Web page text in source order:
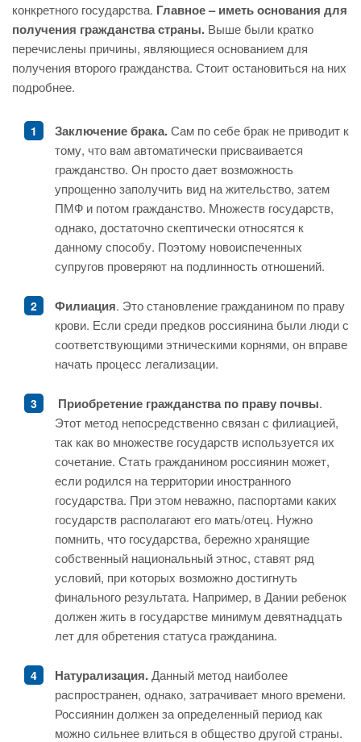
конкретного государства. Главное – иметь основания для
получения гражданства страны. Выше были кратко
перечислены причины, являющиеся основанием для
получения второго гражданства. Стоит остановиться на них
подробнее.
Заключение брака.Сам по себе брак не приводит к
тому, что вам автоматически присваивается
гражданство. Он просто дает возможность
упрощенно заполучить вид на жительство, затем
ПМФ и потом гражданство. Множеств государств,
однако, достаточно скептически относятся к
данному способу. Поэтому новоиспеченных
супругов проверяют на подлинность отношений.
Филиация. Это становление гражданином по праву
крови. Если среди предков россиянина были люди с
соответствующими этническими корнями, он вправе
начать процесс легализации.
Приобретение гражданства по праву почвы.
Этот метод непосредственно связан с филиацией,
так как во множестве государств используется их
сочетание. Стать гражданином россиянин может,
если родился на территории иностранного
государства. При этом неважно, паспортами каких
государств располагают его мать/отец. Нужно
помнить, что государства, бережно хранящие
собственный национальный этнос, ставят ряд
условий, при которых возможно достигнуть
финального результата. Например, в Дании ребенок
должен жить в государстве минимум девятнадцать
лет для обретения статуса гражданина.
Натурализация.Данный метод наиболее
распространен, однако, затрачивает много времени.
Россиянин должен за определенный период как
можно сильнее влиться в общество другой страны.